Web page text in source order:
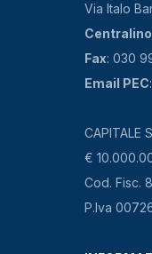
Via Italo
Centralino
Fax: 030
Email PEC
CAPITALE
€
Cod. Fisc.
P.Iva